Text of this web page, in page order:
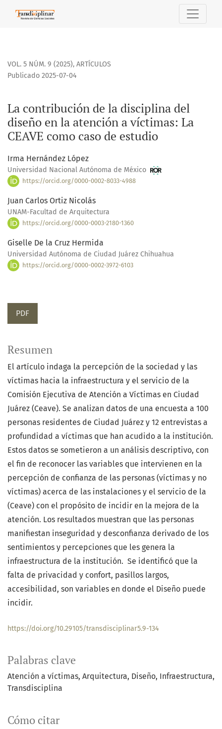
La contribución de la disciplina del diseño en la atención
VOL. 5 NÚM. 9 (2025), ARTÍCULOS
La contribución de la disciplina del
diseño en la atención a víctimas: La
CEAVE como caso de estudio
Publicado 2025-07-04
Irma Hernández López
Universidad Nacional Autónoma de México
https://orcid.org/0000-0002-8033-4988
Juan Carlos Ortiz Nicolás
UNAM-Facultad de Arquitectura
https://orcid.org/0000-0003-2180-1360
Giselle De la Cruz Hermida
Universidad Autónoma de Ciudad Juárez Chihuahua
https://orcid.org/0000-0002-3972-6103
PDF
Palabras clave
Atención a víctimas Arquitectura Diseño Infraestructura
Transdisciplina
Cómo citar
Resumen
El artículo indaga la percepción de la sociedad y las
víctimas hacia la infraestructura y el servicio de la
Comisión Ejecutiva de Atención a Víctimas en Ciudad
Juárez (Ceave). Se analizan datos de una encuesta a 100
personas residentes de Ciudad Juárez y 12 entrevistas a
profundidad a víctimas que han acudido a la institución.
Estos datos se sometieron a un análisis descriptivo, con
el fin de reconocer las variables que intervienen en la
percepción de confianza de las personas (víctimas y no
víctimas) acerca de las instalaciones y el servicio de la
(Ceave) con el propósito de incidir en la mejora de la
atención. Los resultados muestran que las personas
manifiestan inseguridad y desconfianza derivado de los
sentimientos y percepciones que les genera la
infraestructura de la institución. Se identificó que la
falta de privacidad y confort, pasillos largos,
accesibilidad, son variables en donde el Diseño puede
incidir.
https://doi.org/10.29105/transdisciplinar5.9-134